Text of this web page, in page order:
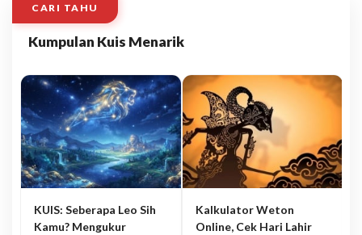
CARI TAHU
Kumpulan Kuis Menarik
KUIS: Seberapa Leo Sih
Kamu? Mengukur
Kalkulator Weton
Online, Cek Hari Lahir